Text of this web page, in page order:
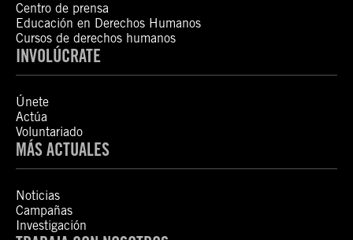
Centro de prensa
Educación en Derechos Humanos
Cursos de derechos humanos
INVOLÚCRATE
Únete
Actúa
Voluntariado
MÁS ACTUALES
Noticias
Campañas
Investigación